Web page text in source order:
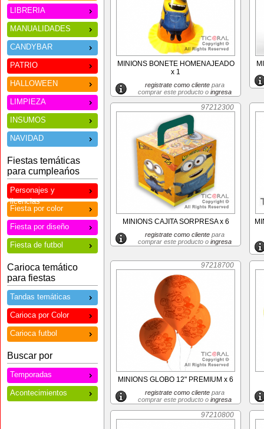
LIBRERIA
MANUALIDADES
CANDYBAR
PATRIO
HALLOWEEN
LIMPIEZA
INSUMOS
NAVIDAD
Fiestas temáticas
para cumpleańos
Personajes y
licencias
Fiesta por color
Fiesta por diseño
Fiesta de futbol
Carioca temático
para fiestas
Tandas temáticas
Carioca por Color
Carioca futbol
Buscar por
Temporadas
Acontecimientos
MINIONS BONETE HOMENAJEADO
x 1
registrate como clientepara
comprar este producto o ingresa
97212300
MINIONS CAJITA SORPRESA x 6
registrate como clientepara
comprar este producto o ingresa
97218700
MINIONS GLOBO 12" PREMIUM x 6
registrate como clientepara
comprar este producto o ingresa
97210800